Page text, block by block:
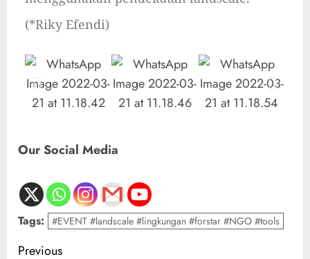
(*Riky Efendi)
Our Social Media
Tags: #EVENT #landscale #lingkungan #forstar #NGO #tools
Previous